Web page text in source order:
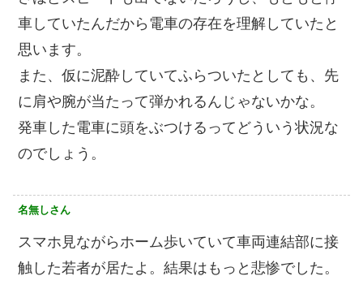
車していたんだから電車の存在を理解していたと
思います。
また、仮に泥酔していてふらついたとしても、先
に肩や腕が当たって弾かれるんじゃないかな。
発車した電車に頭をぶつけるってどういう状況な
のでしょう。
名無しさん
スマホ見ながらホーム歩いていて車両連結部に接
触した若者が居たよ。結果はもっと悲惨でした。